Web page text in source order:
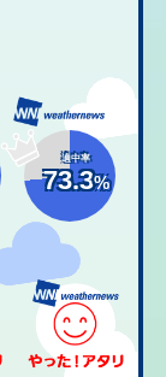
適中率
73.3%